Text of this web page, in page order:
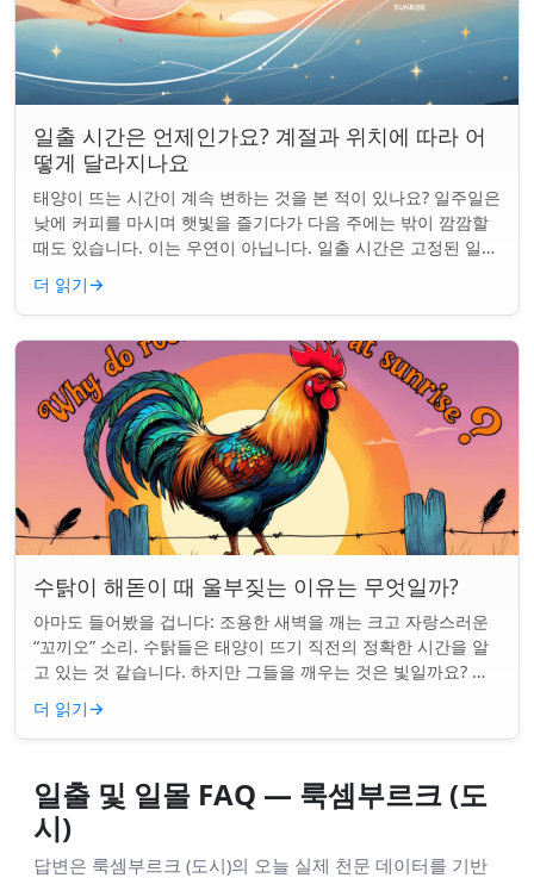
일출 시간은 언제인가요? 계절과 위치에 따라 어
떻게 달라지나요
태양이 뜨는 시간이 계속 변하는 것을 본 적이 있나요? 일주일은
낮에 커피를 마시며 햇빛을 즐기다가 다음 주에는 밖이 깜깜할
때도 있습니다. 이는 우연이 아닙니다. 일출 시간은 고정된 일정
이 아니며 계절과 지구상의 ...
더 읽기→
수탉이 해돋이 때 울부짖는 이유는 무엇일까?
아마도 들어봤을 겁니다: 조용한 새벽을 깨는 크고 자랑스러운
“꼬끼오” 소리. 수탉들은 태양이 뜨기 직전의 정확한 시간을 알
고 있는 것 같습니다. 하지만 그들을 깨우는 것은 빛일까요? 아
니면 더 깊은 무언가일까요? ...
더 읽기→
일출 및 일몰 FAQ — 룩셈부르크 (도
시)
답변은 룩셈부르크 (도시)의 오늘 실제 천문 데이터를 기반